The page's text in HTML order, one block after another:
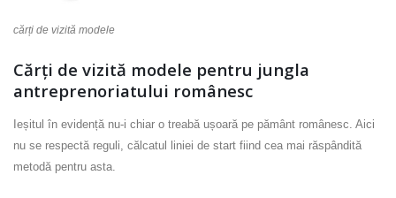
cărți de vizită modele
Cărți de vizită modele pentru jungla
antreprenoriatului românesc
Ieșitul în evidență nu-i chiar o treabă ușoară pe pământ românesc. Aici
nu se respectă reguli, călcatul liniei de start fiind cea mai răspândită
metodă pentru asta.